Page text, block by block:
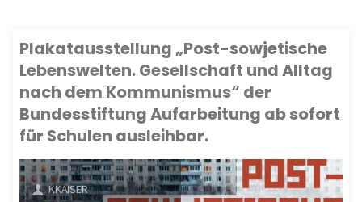
Neue
Lernplattform"
Plakatausstellung „Post-sowjetische
Lebenswelten. Gesellschaft und Alltag
nach dem Kommunismus“ der
Bundesstiftung Aufarbeitung ab sofort
für Schulen ausleihbar.
KKAISER